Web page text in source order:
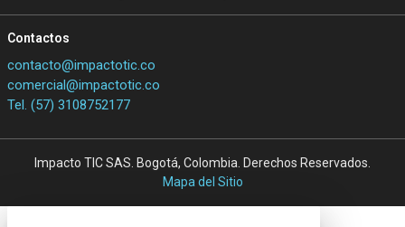
Contactos
contacto@impactotic.co
comercial@impactotic.co
Tel. (57) 3108752177
Impacto TIC SAS. Bogotá, Colombia. Derechos Reservados.
Mapa del Sitio